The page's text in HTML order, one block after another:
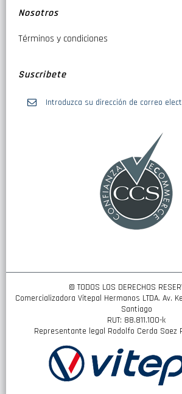
Nosotros
Términos y condiciones
Suscribete
© TODOS LOS DERECHOS
Comercializadora Vitepal Hermanos LTDA. Av.
Santiago
RUT: 88.811.100-k
Representante legal Rodolfo Cerda Saez